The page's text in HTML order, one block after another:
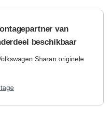
van
beschikbaar
Sharan originele